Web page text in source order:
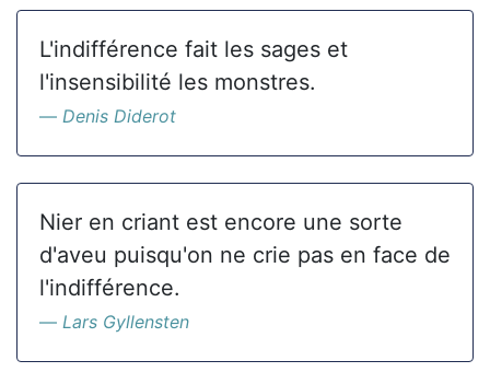
L'indifférence fait les sages et
l'insensibilité les monstres.
Denis Diderot
Nier en criant est encore une sorte
d'aveu puisqu'on ne crie pas en face de
l'indifférence.
Lars Gyllensten